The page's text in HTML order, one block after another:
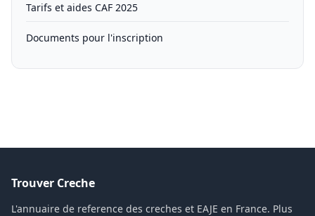
Tarifs et aides CAF 2025
Documents pour l'inscription
Trouver Creche
L'annuaire de reference des creches et EAJE en France. Plus